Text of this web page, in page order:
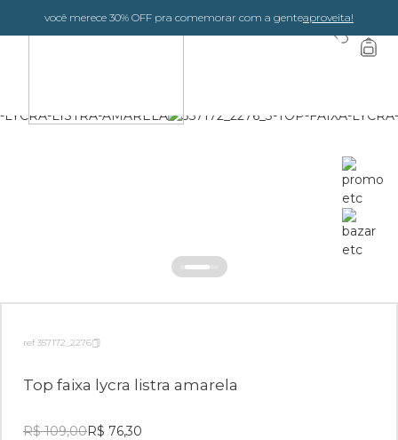
você merece 30% OFF pra comemorar com a genteaproveita!
ref 357172_2276
Top faixa lycra listra amarela
R$ 109,00R$ 76,30